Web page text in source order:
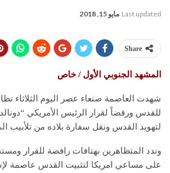
Last updated مايو 15, 2018
Share
المشهد الجنوبي الأول / خاص
شهدت العاصمة صنعاء عصر اليوم الثلاثاء
للقدس ورفضاً لقرار الرئيس الأمريكي
لتهويد القدس ونقل سفارة بلاده من تلأبيب
وندد المتظاهرين بهتافات رافضة للقرار
على مساعي امريكا لتثبيت القدس عاصمة